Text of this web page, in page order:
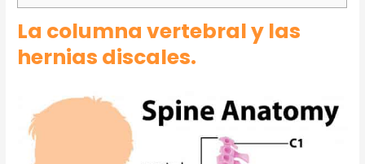
La columna vertebral y las
hernias discales.